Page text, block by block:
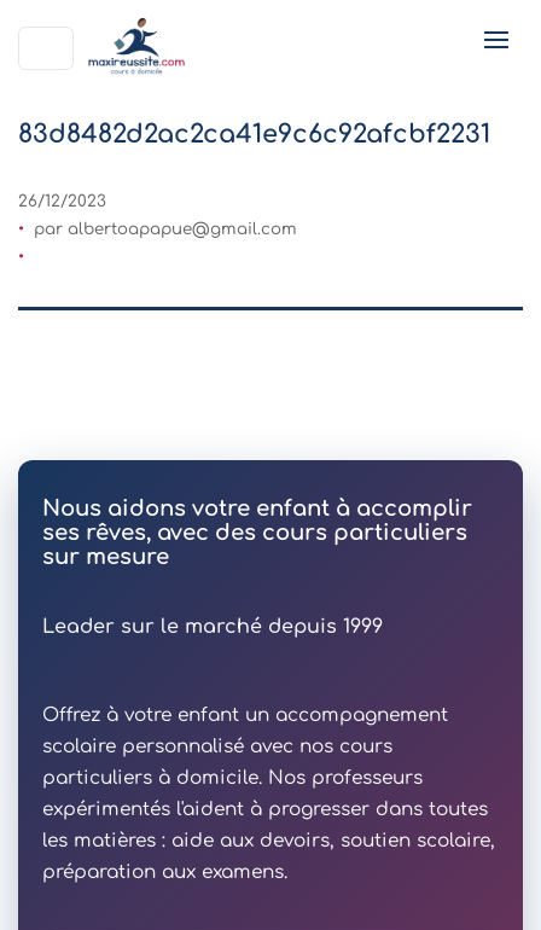
83d8482d2ac2ca41e9c6c92afcbf2231
26/12/2023
par albertoapapue@gmail.com
Nous aidons votre enfant à accomplir
ses rêves, avec des cours particuliers
sur mesure
Leader sur le marché depuis 1999
Offrez à votre enfant un accompagnement
scolaire personnalisé avec nos cours
particuliers à domicile. Nos professeurs
expérimentés l'aident à progresser dans toutes
les matières : aide aux devoirs, soutien scolaire,
préparation aux examens.